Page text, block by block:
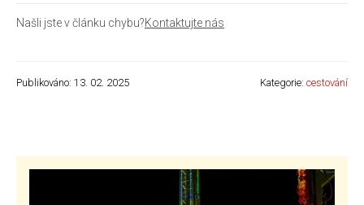
Našli jste v článku chybu?Kontaktujte nás
Publikováno: 13. 02. 2025 Kategorie: cestování